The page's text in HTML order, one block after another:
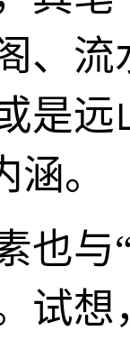
、流
是
。
也与
试